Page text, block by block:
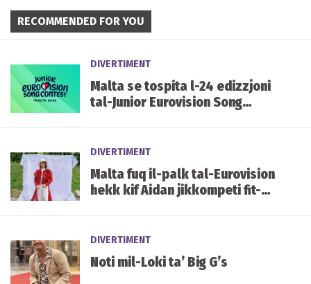
RECOMMENDED FOR YOU
DIVERTIMENT
Malta se tospita l-24 edizzjoni
tal-Junior Eurovision Song
DIVERTIMENT
Malta fuq il-palk tal-Eurovision
hekk kif Aidan jikkompeti fit-
DIVERTIMENT
Noti mil-Loki ta’ Big G’s